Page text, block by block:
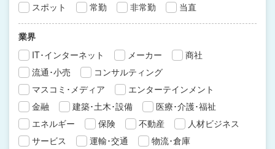
スポット
常勤 非常勤 当直
業界
IT･インターネット
メーカー
商社
流通･小売
コンサルティング
マスコミ･メディア
エンターテインメント
金融
建築･土木･設備
医療･介護･福祉
エネルギー
保険 不動産
人材ビジネス
サービス
運輸･交通
物流･倉庫